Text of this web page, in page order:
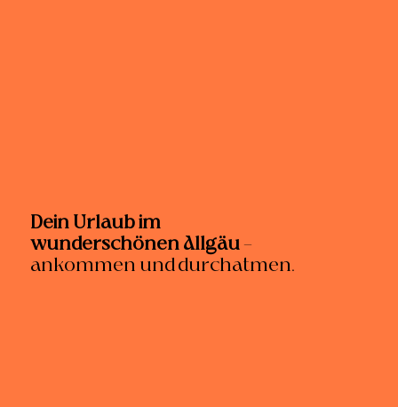
Dein Urlaub im
wunderschönen Allgäu–
ankommen und durchatmen.